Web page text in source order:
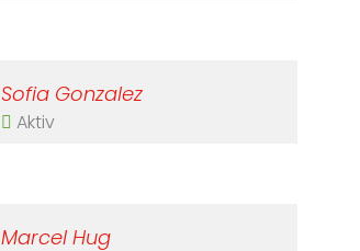
Sofia Gonzalez
Aktiv
Marcel Hug